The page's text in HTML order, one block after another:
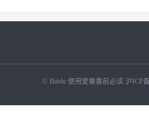
© Baidu 使用爱番番前必读 沪ICP